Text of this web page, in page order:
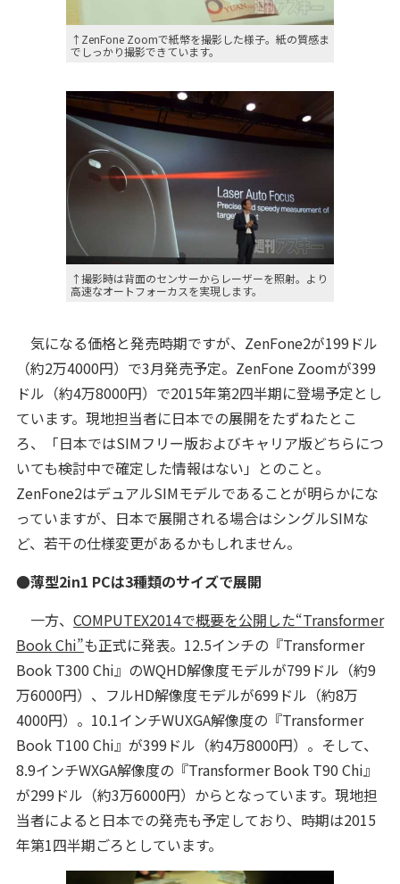
↑ZenFone Zoomで紙幣を撮影した様子。紙の質感ま
でしっかり撮影できています。
↑撮影時は背面のセンサーからレーザーを照射。より
高速なオートフォーカスを実現します。
気になる価格と発売時期ですが、ZenFone2が199ドル
（約2万4000円）で3月発売予定。ZenFone Zoomが399
ドル（約4万8000円）で2015年第2四半期に登場予定とし
ています。現地担当者に日本での展開をたずねたとこ
ろ、「日本ではSIMフリー版およびキャリア版どちらにつ
いても検討中で確定した情報はない」とのこと。
ZenFone2はデュアルSIMモデルであることが明らかにな
っていますが、日本で展開される場合はシングルSIMな
ど、若干の仕様変更があるかもしれません。
●薄型2in1 PCは3種類のサイズで展開
一方、 COMPUTEX2014で概要を公開した“Transformer
Book Chi”も正式に発表。12.5インチの『Transformer
Book T300 Chi』のWQHD解像度モデルが799ドル（約9
万6000円）、フルHD解像度モデルが699ドル（約8万
4000円）。10.1インチWUXGA解像度の『Transformer
Book T100 Chi』が399ドル（約4万8000円）。そして、
8.9インチWXGA解像度の『Transformer Book T90 Chi』
が299ドル（約3万6000円）からとなっています。現地担
当者によると日本での発売も予定しており、時期は2015
年第1四半期ごろとしています。